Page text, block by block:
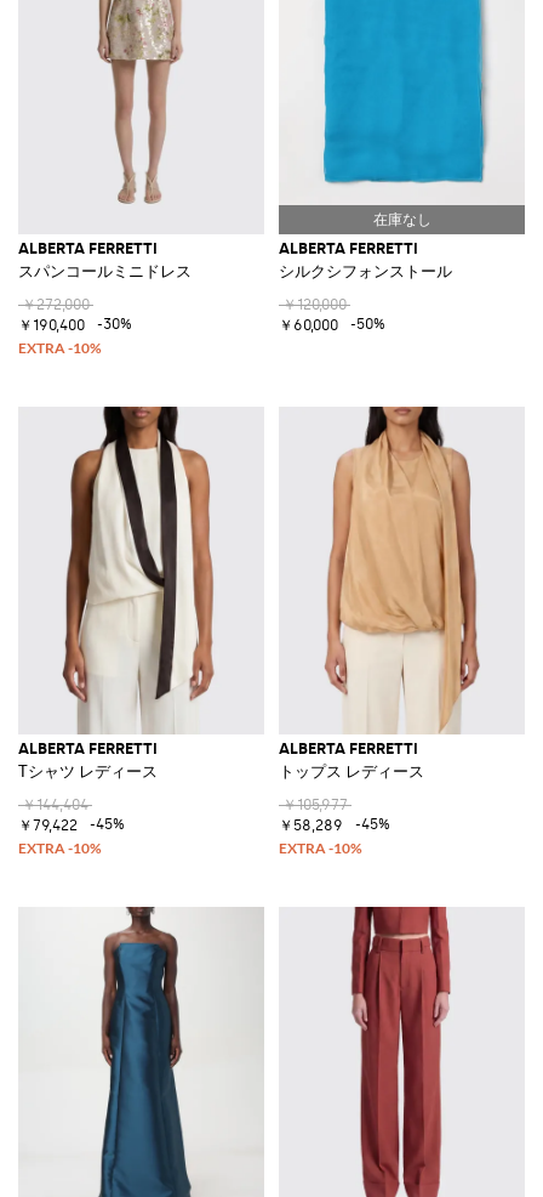
ALBERTA FERRETTI
スパンコールミニドレス
￥272,000
￥190,400
-30%
ALBERTA FERRETTI
シルクシフォンストール
￥120,000
￥60,000
-50%
ALBERTA FERRETTI
Tシャツ レディース
￥144,404
￥79,422
-45%
ALBERTA FERRETTI
トップス レディース
￥105,977
￥58,289
-45%